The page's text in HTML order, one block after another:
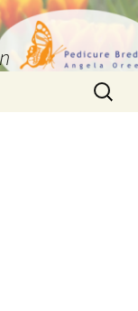
Zoeken
naar: